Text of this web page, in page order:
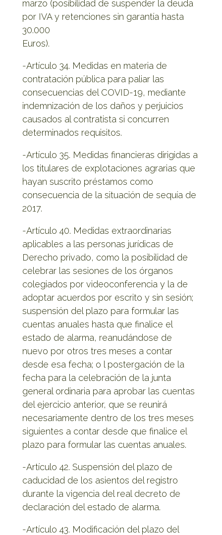
marzo (posibilidad de suspender la deuda
por IVA y retenciones sin garantía hasta
30.000
Euros).
-Artículo 34. Medidas en materia de
contratación pública para paliar las
consecuencias del COVID-19, mediante
indemnización de los daños y perjuicios
causados al contratista si concurren
determinados requisitos.
-Artículo 35. Medidas financieras dirigidas a
los titulares de explotaciones agrarias que
hayan suscrito préstamos como
consecuencia de la situación de sequía de
2017.
-Artículo 40. Medidas extraordinarias
aplicables a las personas jurídicas de
Derecho privado, como la posibilidad de
celebrar las sesiones de los órganos
colegiados por videoconferencia y la de
adoptar acuerdos por escrito y sin sesión;
suspensión del plazo para formular las
cuentas anuales hasta que finalice el
estado de alarma, reanudándose de
nuevo por otros tres meses a contar
desde esa fecha; o l postergación de la
fecha para la celebración de la junta
general ordinaria para aprobar las cuentas
del ejercicio anterior, que se reunirá
necesariamente dentro de los tres meses
siguientes a contar desde que finalice el
plazo para formular las cuentas anuales.
-Artículo 42. Suspensión del plazo de
caducidad de los asientos del registro
durante la vigencia del real decreto de
declaración del estado de alarma.
-Artículo 43. Modificación del plazo del